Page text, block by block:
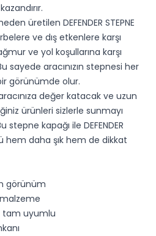
üretilen DEFENDER STEPNE
ve dış etkenlere karşı
ve yol koşullarına karşı
sayede aracınızın stepnesi her
görünümde olur.
değer katacak ve uzun
ürünleri sizlerle sunmayı
kapağı ile DEFENDER
daha şık hem de dikkat
görünüm
malzeme
tam uyumlu